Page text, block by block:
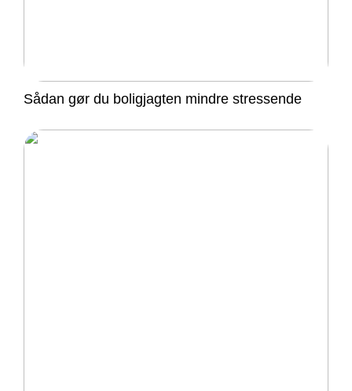
Sådan gør du boligjagten mindre stressende